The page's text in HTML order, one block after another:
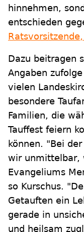
hinnehmen,
entschieden
Dazu beitragen
Angaben zufolge
vielen
besondere
Familien, die
Tauffest feiern
können. "Bei
wir unmittelbar,
Evangeliums
so Kurschus.
Getauften ein
gerade in
und heilsam